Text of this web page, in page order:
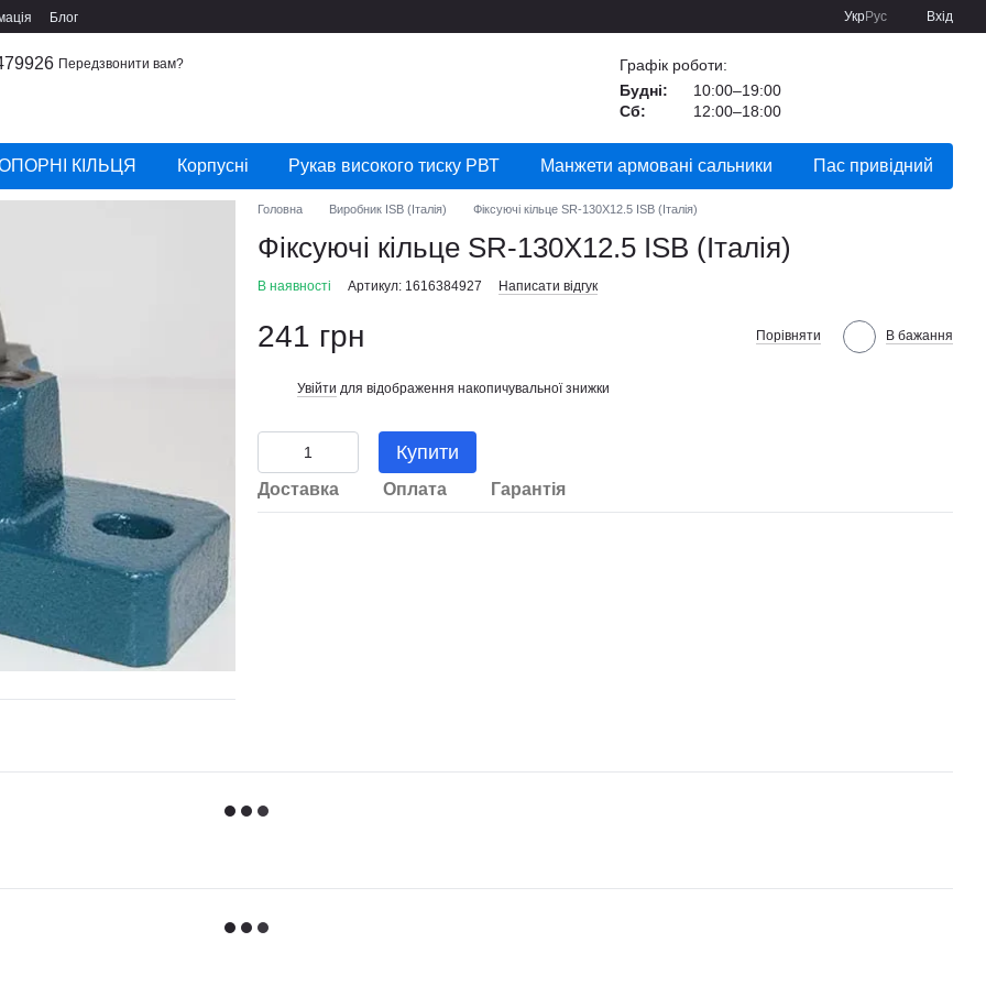
Блог УкрРус Вхід
Передзвонити вам?
Графік роботи:
Будні:
10:00–19:00
Сб:
12:00–18:00
КІЛЬЦЯ Корпусні Рукав високого тиску РВТ Манжети армовані сальники Пас привідний
Головна Виробник ISB (Італія) Фіксуючі кільце SR-130X12.5 ISB (Італія)
Фіксуючі кільце SR-130X12.5 ISB (Італія)
В наявності Артикул: 1616384927 Написати відгук
241 грн Порівняти В бажання
Увійти для відображення накопичувальної знижки
Купити
Доставка Оплата Гарантія